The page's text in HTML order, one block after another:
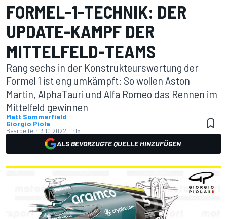
FORMEL-1-TECHNIK: DER
UPDATE-KAMPF DER
MITTELFELD-TEAMS
Rang sechs in der Konstrukteurswertung der
Formel 1 ist eng umkämpft: So wollen Aston
Martin, AlphaTauri und Alfa Romeo das Rennen im
Mittelfeld gewinnen
Matt Sommerfield
Giorgio Piola
Bearbeitet: 13.10.2022, 11:15
ALS BEVORZUGTE QUELLE HINZUFÜGEN